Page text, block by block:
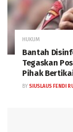
HUKUM
Bantah
Tegaskan
Pihak
BY SIUSLAUS FENDI